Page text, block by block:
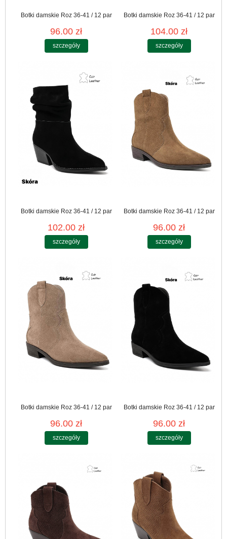
Botki damskie Roz 36-41 / 12 par
96.00 zł
szczegóły
Botki damskie Roz 36-41 / 12 par
104.00 zł
szczegóły
Botki damskie Roz 36-41 / 12 par
102.00 zł
szczegóły
Botki damskie Roz 36-41 / 12 par
96.00 zł
szczegóły
Botki damskie Roz 36-41 / 12 par
96.00 zł
szczegóły
Botki damskie Roz 36-41 / 12 par
96.00 zł
szczegóły